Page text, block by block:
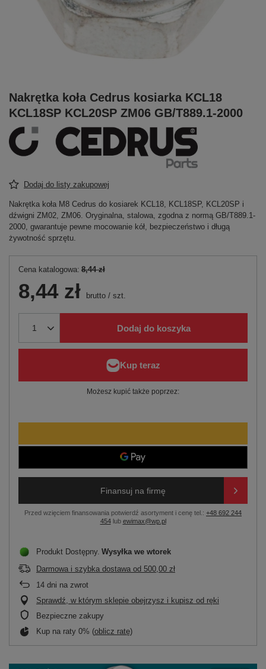
Nakrętka koła Cedrus kosiarka KCL18
KCL18SP KCL20SP ZM06 GB/T889.1-2000
Dodaj do listy zakupowej
Nakrętka koła M8 Cedrus do kosiarek KCL18, KCL18SP, KCL20SP i
dźwigni ZM02, ZM06. Oryginalna, stalowa, zgodna z normą GB/T889.1-
2000, gwarantuje pewne mocowanie kół, bezpieczeństwo i długą
żywotność sprzętu.
Cena katalogowa: 8,44 zł
8,44 zł brutto / szt.
Dodaj do koszyka
Możesz kupić także poprzez:
Finansuj na firmę
Przed wzięciem finansowania potwierdź asortyment i cenę tel.: +48 692 244
454lub ewimax@wp.pl
Produkt Dostępny Wysyłka we wtorek
Darmowa i szybka dostawa od 500,00 zł
14 dni na zwrot
Sprawdź, w którym sklepie obejrzysz i kupisz od ręki
Bezpieczne zakupy
Kup na raty 0% (oblicz ratę)